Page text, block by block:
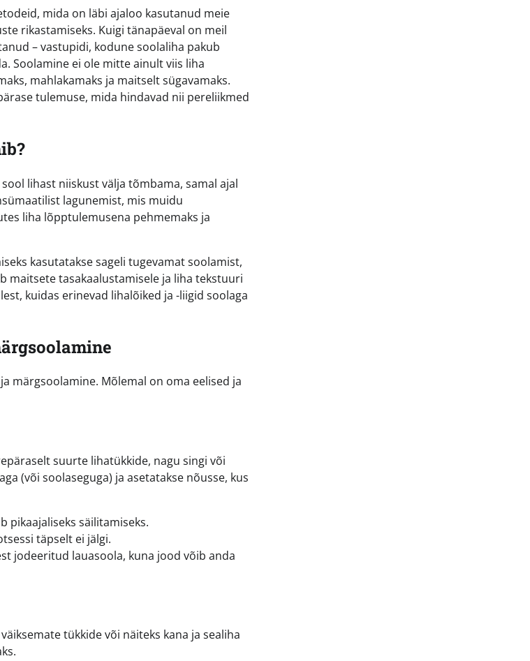
mida on läbi ajaloo kasutanud meie
rikastamiseks. Kuigi tänapäeval on meil
– vastupidi, kodune soolaliha pakub
Soolamine ei ole mitte ainult viis liha
mahlakamaks ja maitselt sügavamaks.
tulemuse, mida hindavad nii pereliikmed
lihast niiskust välja tõmbama, samal ajal
lagunemist, mis muidu
liha lõpptulemusena pehmemaks ja
kasutatakse sageli tugevamat soolamist,
maitsete tasakaalustamisele ja liha tekstuuri
kuidas erinevad lihalõiked ja -liigid soolaga
märgsoolamine. Mõlemal on oma eelised ja
suurte lihatükkide, nagu singi või
(või soolaseguga) ja asetatakse nõusse, kus
pikaajaliseks säilitamiseks.
täpselt ei jälgi.
jodeeritud lauasoola, kuna jood võib anda
tükkide või näiteks kana ja sealiha